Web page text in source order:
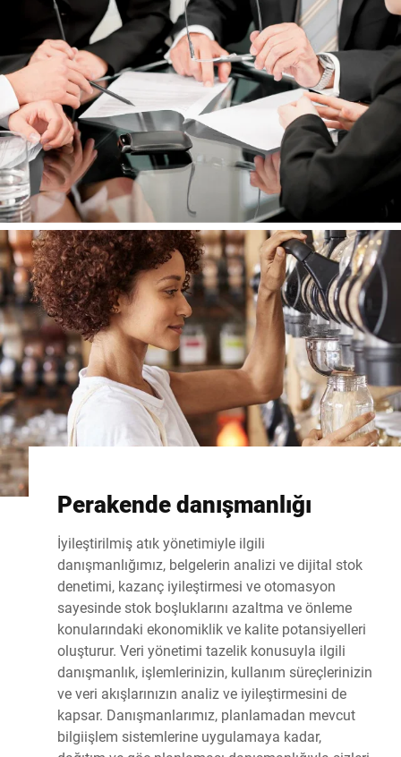
Perakende danışmanlığı
İyileştirilmiş atık yönetimiyle ilgili
danışmanlığımız, belgelerin analizi ve dijital stok
denetimi, kazanç iyileştirmesi ve otomasyon
sayesinde stok boşluklarını azaltma ve önleme
konularındaki ekonomiklik ve kalite potansiyelleri
oluşturur. Veri yönetimi tazelik konusuyla ilgili
danışmanlık, işlemlerinizin, kullanım süreçlerinizin
ve veri akışlarınızın analiz ve iyileştirmesini de
kapsar. Danışmanlarımız, planlamadan mevcut
bilgiişlem sistemlerine uygulamaya kadar,